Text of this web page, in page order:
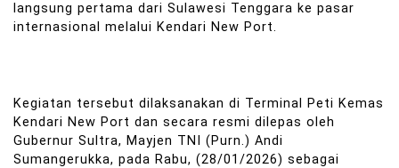
langsung pertama dari Sulawesi Tenggara ke pasar
internasional melalui Kendari New Port.
Kegiatan tersebut dilaksanakan di Terminal Peti Kemas
Kendari New Port dan secara resmi dilepas oleh
Gubernur Sultra, Mayjen TNI (Purn.) Andi
Sumangerukka, pada Rabu, (28/01/2026) sebagai